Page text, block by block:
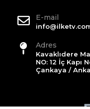
E-mail
Adres
Kavaklıdere
NO: 12 İç Kapı
Çankaya /